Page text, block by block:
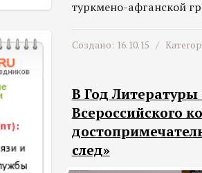
туркмено-афганской
Создано: 16.10.15 /
В Год
Всероссийского
след»